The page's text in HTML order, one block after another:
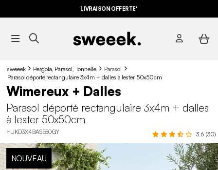
LIVRAISON OFFERTE*
sweeek Pergola, Parasol, Tonnelle
Parasol
Parasol déporté rectangulaire 3x4m + dalles à lester 50x50cm
Wimereux + Dalles
Parasol déporté rectangulaire 3x4m + dalles
à lester 50x50cm
HUKD3X4BASE50GY 3.6 (30)
NOUVEAU